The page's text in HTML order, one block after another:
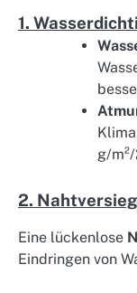
1.
g/
2.
Eine lückenlose
Eindringen von